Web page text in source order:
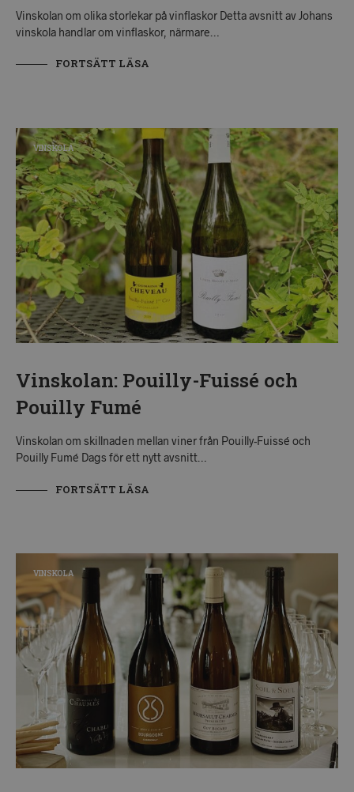
Vinskolan om olika storlekar på vinflaskor Detta avsnitt av Johans
vinskola handlar om vinflaskor, närmare…
FORTSÄTT LÄSA
VINSKOLA
Vinskolan: Pouilly-Fuissé och
Pouilly Fumé
Vinskolan om skillnaden mellan viner från Pouilly-Fuissé och
Pouilly Fumé Dags för ett nytt avsnitt…
FORTSÄTT LÄSA
VINSKOLA